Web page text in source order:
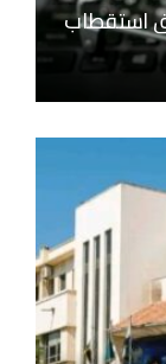
استقطاب